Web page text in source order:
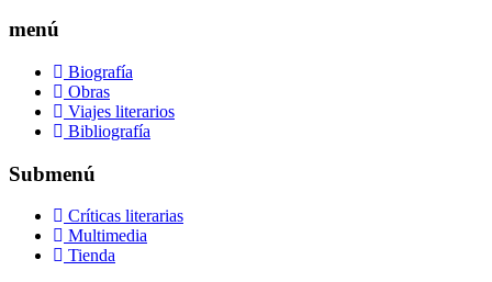
menú
Biografía
Obras
Viajes literarios
Bibliografía
Submenú
Críticas literarias
Multimedia
Tienda